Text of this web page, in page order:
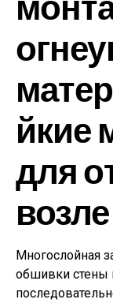
йкие
для
Многослойная
обшивки стены